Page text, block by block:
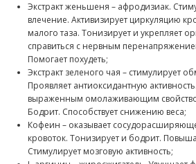
Экстракт женьшеня – афродизиак.
влечение. Активизирует циркуляцию
малого таза. Тонизирует и укрепляет
справиться с нервным
Помогает похудеть;
Экстракт зеленого чая – стимулирует
Проявляет антиоксидантную
выраженным омолаживающим
Бодрит. Способствует снижению веса;
Кофеин – оказывает
кровоток. Тонизирует и бодрит.
Стимулирует мозговую активность;